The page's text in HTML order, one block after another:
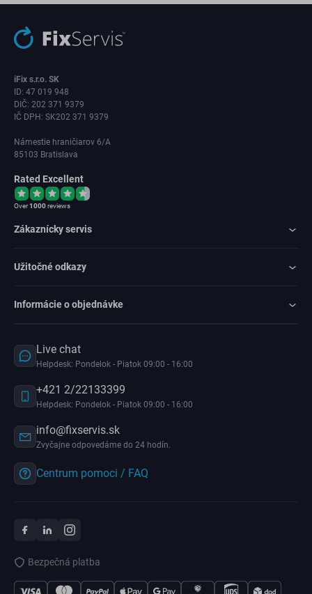
iFix s.r.o. SK
ID: 47 019 948
DIČ: 202 371 9379
IČ DPH: SK202 371 9379
Námestie hraničiarov 6/A
85103 Bratislava
Rated Excellent
Over1000reviews
Zákaznícky servis
Užitočné odkazy
Informácie o objednávke
Live chat
Helpdesk: Pondelok - Piatok 09:00 - 16:00
+421 2/22133399
Helpdesk: Pondelok - Piatok 09:00 - 16:00
info@fixservis.sk
Zvyčajne odpovedáme do 24 hodín.
Centrum pomoci / FAQ
Bezpečná platba